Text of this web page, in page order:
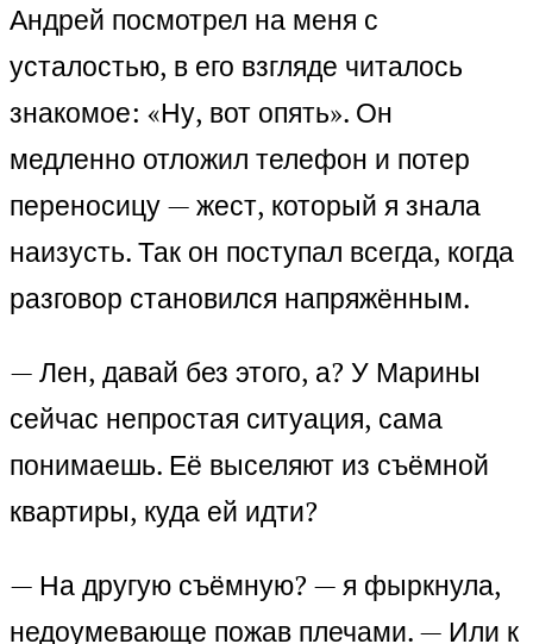
Андрей посмотрел на меня с
усталостью, в его взгляде читалось
знакомое: «Ну, вот опять». Он
медленно отложил телефон и потер
переносицу — жест, который я знала
наизусть. Так он поступал всегда, когда
разговор становился напряжённым.
— Лен, давай без этого, а? У Марины
сейчас непростая ситуация, сама
понимаешь. Её выселяют из съёмной
квартиры, куда ей идти?
— На другую съёмную? — я фыркнула,
недоумевающе пожав плечами. — Или к